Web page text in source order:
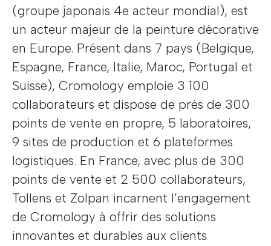
(groupe japonais 4e acteur mondial), est
un acteur majeur de la peinture décorative
en Europe. Présent dans 7 pays (Belgique,
Espagne, France, Italie, Maroc, Portugal et
Suisse), Cromology emploie 3 100
collaborateurs et dispose de près de 300
points de vente en propre, 5 laboratoires,
9 sites de production et 6 plateformes
logistiques. En France, avec plus de 300
points de vente et 2 500 collaborateurs,
Tollens et Zolpan incarnent l’engagement
de Cromology à offrir des solutions
innovantes et durables aux clients